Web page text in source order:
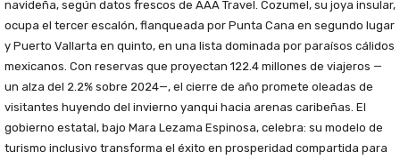
navideña, según datos frescos de AAA Travel. Cozumel, su joya insular,
ocupa el tercer escalón, flanqueada por Punta Cana en segundo lugar
y Puerto Vallarta en quinto, en una lista dominada por paraísos cálidos
mexicanos. Con reservas que proyectan 122.4 millones de viajeros —
un alza del 2.2% sobre 2024—, el cierre de año promete oleadas de
visitantes huyendo del invierno yanqui hacia arenas caribeñas. El
gobierno estatal, bajo Mara Lezama Espinosa, celebra: su modelo de
turismo inclusivo transforma el éxito en prosperidad compartida para